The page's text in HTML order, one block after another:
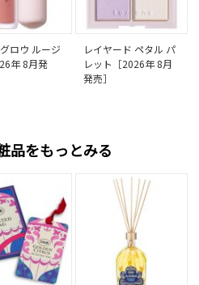
ロウ ルージ
年 8月発
レイヤード ペタル パ
レット［2026年 8月
発売］
品をもっとみる